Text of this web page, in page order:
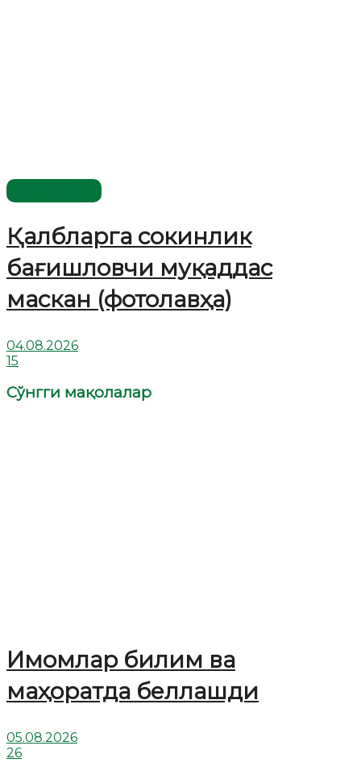
Қалбларга сокинлик
бағишловчи муқаддас
маскан (фотолавҳа)
04.08.2026
15
Сўнгги мақолалар
Имомлар билим ва
маҳоратда беллашди
05.08.2026
26